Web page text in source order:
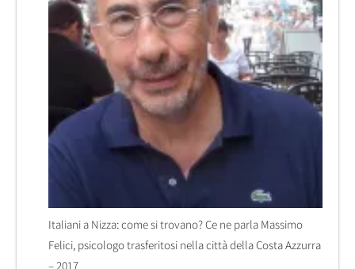
Italiani a Nizza: come si trovano? Ce ne parla Massimo
Felici, psicologo trasferitosi nella città della Costa Azzurra
– 2017